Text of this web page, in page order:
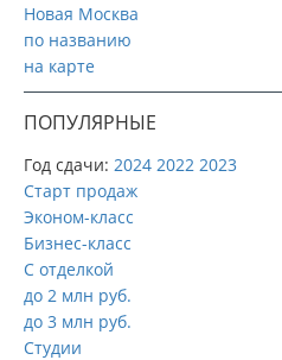
Новая Москва
по названию
на карте
ПОПУЛЯРНЫЕ
Год сдачи: 2024 2022 2023
Старт продаж
Эконом-класс
Бизнес-класс
С отделкой
до 2 млн руб.
до 3 млн руб.
Студии